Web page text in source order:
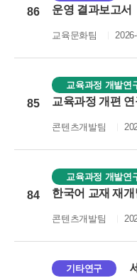
86
운영 결과보고서
교육문화팀
85
교육과정 개발연
교육과정 개편
콘텐츠개발팀
84
교육과정 개발연
한국어 교재 재
콘텐츠개발팀
기타연구